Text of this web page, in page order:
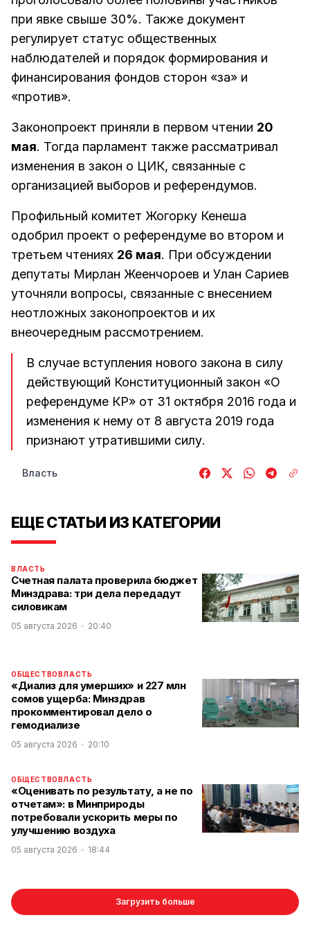
при явке свыше 30%. Также документ
регулирует статус общественных
наблюдателей и порядок формирования и
финансирования фондов сторон «за» и
«против».
Законопроект приняли в первом чтении 20
мая. Тогда парламент также рассматривал
изменения в закон о ЦИК, связанные с
организацией выборов и референдумов.
Профильный комитет Жогорку Кенеша
одобрил проект о референдуме во втором и
третьем чтениях 26 мая. При обсуждении
депутаты Мирлан Жеенчороев и Улан Сариев
уточняли вопросы, связанные с внесением
неотложных законопроектов и их
внеочередным рассмотрением.
В случае вступления нового закона в силу
действующий Конституционный закон «О
референдуме КР» от 31 октября 2016 года и
изменения к нему от 8 августа 2019 года
признают утратившими силу.
Власть
ЕЩЕ СТАТЬИ ИЗ КАТЕГОРИИ
ВЛАСТЬ
Счетная палата проверила бюджет
Минздрава: три дела передадут
силовикам
05 августа 2026 20:40
ОБЩЕСТВОВЛАСТЬ
«Диализ для умерших» и 227 млн
сомов ущерба: Минздрав
прокомментировал дело о
гемодиализе
05 августа 2026 20:10
ОБЩЕСТВОВЛАСТЬ
«Оценивать по результату, а не по
отчетам»: в Минприроды
потребовали ускорить меры по
улучшению воздуха
05 августа 2026 18:44
Загрузить больше